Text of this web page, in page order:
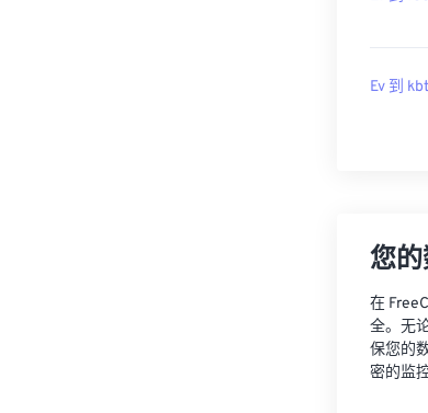
Ev 到
您
在
全。无
保您的
密的监